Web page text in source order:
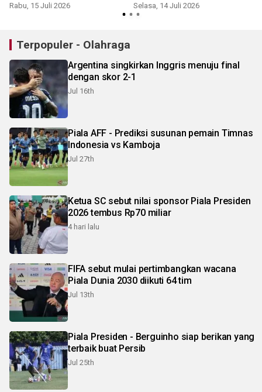
sekolah
Rabu, 15 Juli 2026
Kampus
Selasa, 14 Juli 2026
Terpopuler - Olahraga
Argentina singkirkan Inggris menuju final
dengan skor 2-1
Jul 16th
Piala AFF - Prediksi susunan pemain Timnas
Indonesia vs Kamboja
Jul 27th
Ketua SC sebut nilai sponsor Piala Presiden
2026 tembus Rp70 miliar
4 hari lalu
FIFA sebut mulai pertimbangkan wacana
Piala Dunia 2030 diikuti 64 tim
Jul 13th
Piala Presiden - Berguinho siap berikan yang
terbaik buat Persib
Jul 25th